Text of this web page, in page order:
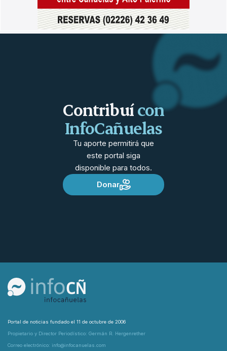
Contribuícon
InfoCañuelas
Tu aporte permitirá que
este portal siga
disponible para todos.
Donar
Portal de noticias fundado el 11 de octubre de 2006
Propietario y Director Periodístico: Germán R. Hergenrether
Correo electrónico: info@infocanuelas.com